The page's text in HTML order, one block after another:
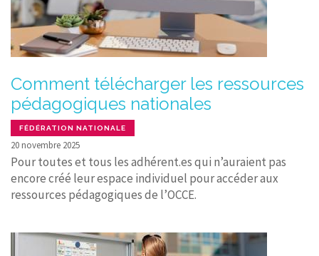
Comment télécharger les ressources
pédagogiques nationales
FÉDÉRATION NATIONALE
20 novembre 2025
Pour toutes et tous les adhérent.es qui n’auraient pas
encore créé leur espace individuel pour accéder aux
ressources pédagogiques de l’OCCE.